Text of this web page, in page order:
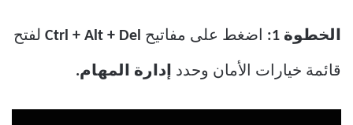
الخطوة 1: اضغط على مفاتيح لفتح
قائمة خيارات الأمان وحدد إدارة المهام.